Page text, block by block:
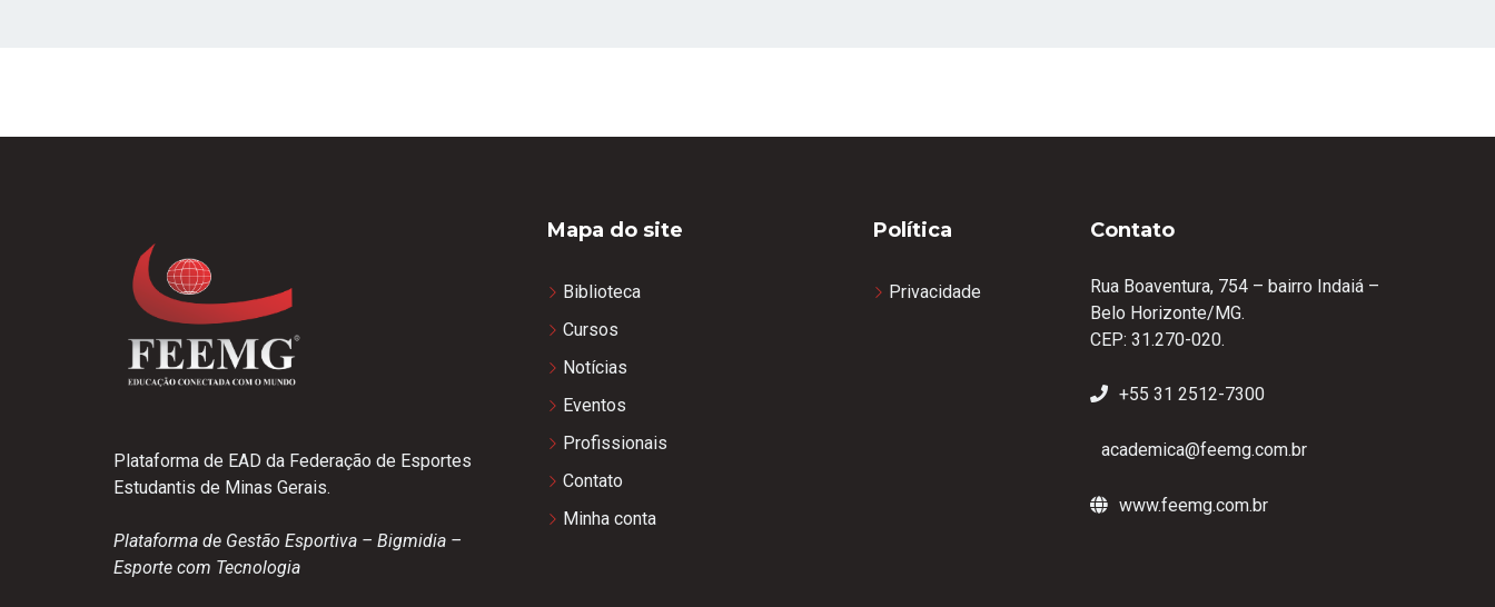
Plataforma de EAD da Federação de Esportes
Estudantis de Minas Gerais.
Plataforma de Gestão Esportiva – Bigmidia –
Esporte com Tecnologia
Mapa do site
Biblioteca
Cursos
Notícias
Eventos
Profissionais
Contato
Minha conta
Política
Privacidade
Contato
Rua Boaventura, 754 – bairro Indaiá –
Belo Horizonte/MG.
CEP: 31.270-020.
+55 31 2512-7300
academica@feemg.com.br
www.feemg.com.br